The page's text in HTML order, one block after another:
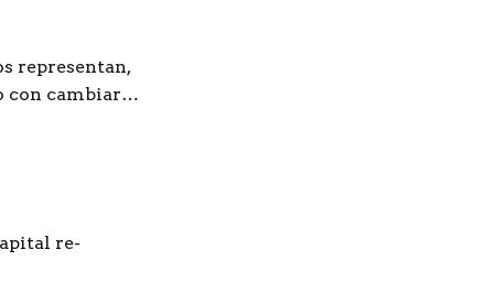
representan,
con cambiar
re-